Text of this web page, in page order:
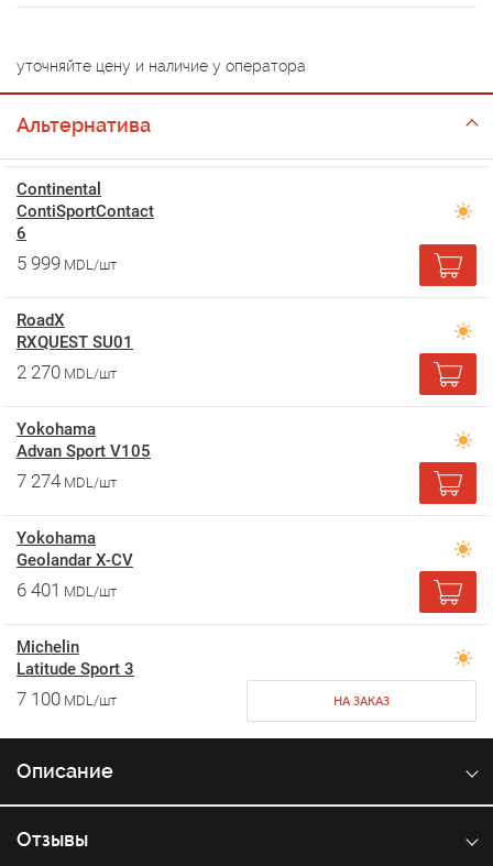
уточняйте цену и наличие у оператора
Альтернатива
Continental
ContiSportContact
6
5 999 MDL/шт
RoadX
RXQUEST SU01
2 270 MDL/шт
Yokohama
Advan Sport V105
7 274 MDL/шт
Yokohama
Geolandar X-CV
6 401 MDL/шт
Michelin
Latitude Sport 3
7 100 MDL/шт НА ЗАКАЗ
Описание
Отзывы